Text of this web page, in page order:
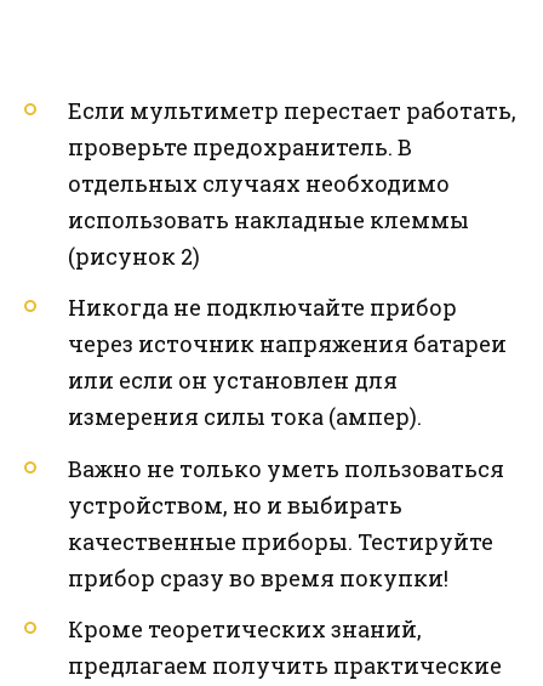
Если мультиметр перестает работать,
проверьте предохранитель. В
отдельных случаях необходимо
использовать накладные клеммы
(рисунок 2)
Никогда не подключайте прибор
через источник напряжения батареи
или если он установлен для
измерения силы тока (ампер).
Важно не только уметь пользоваться
устройством, но и выбирать
качественные приборы. Тестируйте
прибор сразу во время покупки!
Кроме теоретических знаний,
предлагаем получить практические